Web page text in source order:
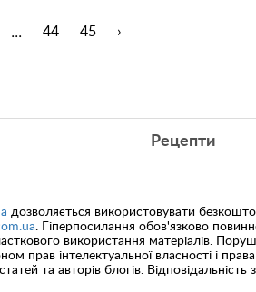
... 44 45 ›
Рецепти
дозволяється використовувати
. Гіперпосилання обов'язково
використання матеріалів.
прав інтелектуальної власності і
та авторів блогів.